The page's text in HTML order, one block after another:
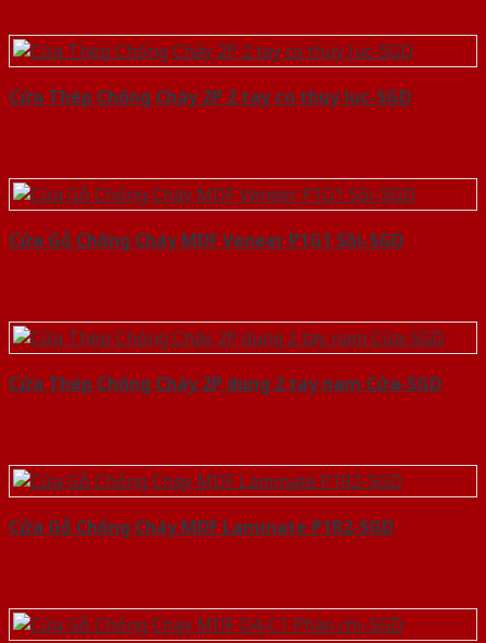
Cửa Thép Chống Cháy 2P 2 tay co thuy luc-SGD
Cửa Gỗ Chống Cháy MDF Veneer P1G1 Sồi-SGD
Cửa Thép Chống Cháy 2P dung 2 tay nam Cửa-SGD
Cửa Gỗ Chống Cháy MDF Laminate P1R2-SGD